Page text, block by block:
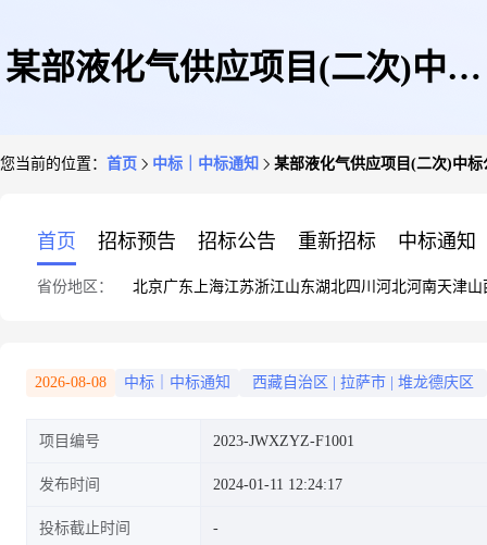
某部液化气供应项目(二次)中标
您当前的位置： 首页 中标｜中标通知 某部液化气供应项目(二次)中
首页 招标预告 招标公告 重新招标 中标通知
省份地区： 北京广东 上海江苏浙江山东湖北四川 河北河南天津山
2026-08-08 中标｜中标通知 西藏自治区 拉萨市 堆龙德庆区
项目编号 2023-JWXZYZ-F1001
发布时间 2024-01-11 12:24:17
投标截止时间